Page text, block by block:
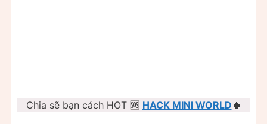
Chia sẽ bạn cách HOT 🆘 HACK MINI WORLD 🌵